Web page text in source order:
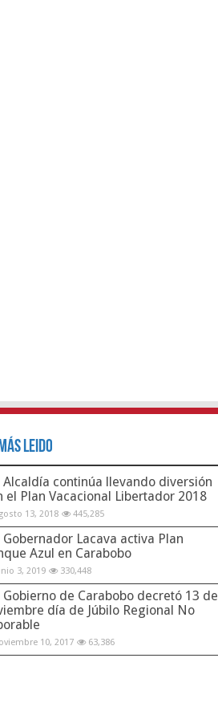
Leido
Alcaldía continúa llevando diversión
el Plan Vacacional Libertador 2018
13, 2018 445,285
Gobernador Lacava activa Plan
Azul en Carabobo
3, 2019 330,448
Gobierno de Carabobo decretó 13 de
día de Júbilo Regional No
10, 2017 63,386